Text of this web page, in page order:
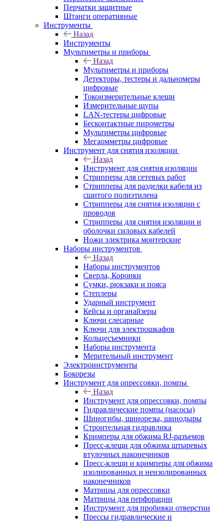
Перчатки защитные
Штанги оперативные
Инструменты
Назад
Инструменты
Мультиметры и приборы
Назад
Мультиметры и приборы
Детекторы, тестеры и дальномеры
цифровые
Токоизмерительные клещи
Измерительные щупы
LAN-тестеры цифровые
Бесконтактные пирометры
Мультиметры цифровые
Мегаомметры цифровые
Инструмент для снятия изоляции
Назад
Инструмент для снятия изоляции
Стрипперы для сетевых работ
Стрипперы для разделки кабеля из
сшитого полиэтилена
Cтрипперы для снятия изоляции с
проводов
Стрипперы для снятия изоляции и
оболочки силовых кабелей
Ножи электрика монтерские
Наборы инструментов
Назад
Наборы инструментов
Сверла, Коронки
Сумки, рюкзаки и пояса
Степлеры
Ударный инструмент
Кейсы и органайзеры
Ключи слесарные
Ключи для электрошкафов
Кольцесъемники
Наборы инструмента
Мерительный инструмент
Электроинструменты
Бокорезы
Инструмент для опрессовки, помпы
Назад
Инструмент для опрессовки, помпы
Гидравлические помпы (насосы)
Шиногибы, шинорезы, шинодыры
Строительная гидравлика
Кримперы для обжима RJ-разъемов
Пресс-клещи для обжима штыревых
втулочных наконечников
Пресс-клещи и кримперы для обжима
изолированных и неизолированных
наконечников
Матрицы для опрессовки
Матрицы для перфорации
Инструмент для пробивки отверстии
Прессы гидравлические и